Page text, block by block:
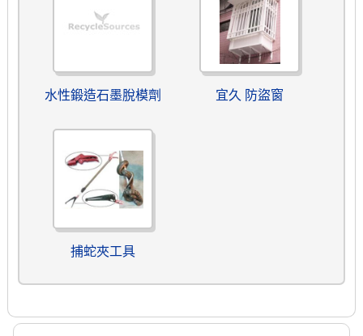
水性鍛造石墨脫模劑 宜久 防盜窗
捕蛇夾工具